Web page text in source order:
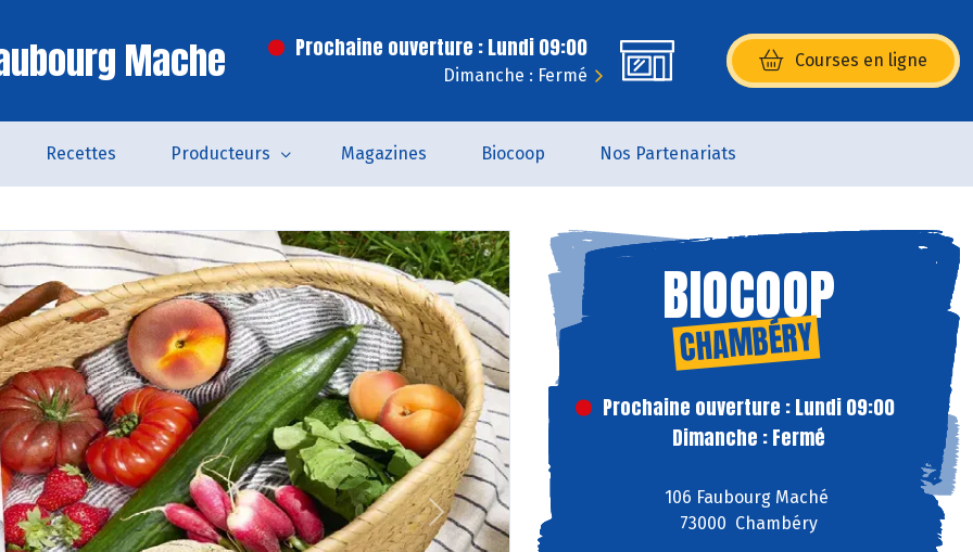
Mache Prochaine ouverture : Lundi 09:00
Dimanche : Fermé
Courses en ligne
(s’ouvre dans une nouvelle
Recettes Producteurs Magazines Biocoop Nos Partenariats
Next
BIOCOOP
CHAMBÉRY
Prochaine ouverture : Lundi 09:00
Dimanche : Fermé
106 Faubourg Maché
73000 Chambéry